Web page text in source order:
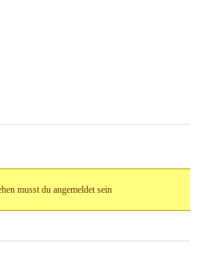
musst du angemeldet sein